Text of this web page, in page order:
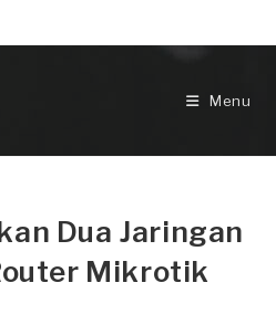
Menu
Dua Jaringan
Mikrotik